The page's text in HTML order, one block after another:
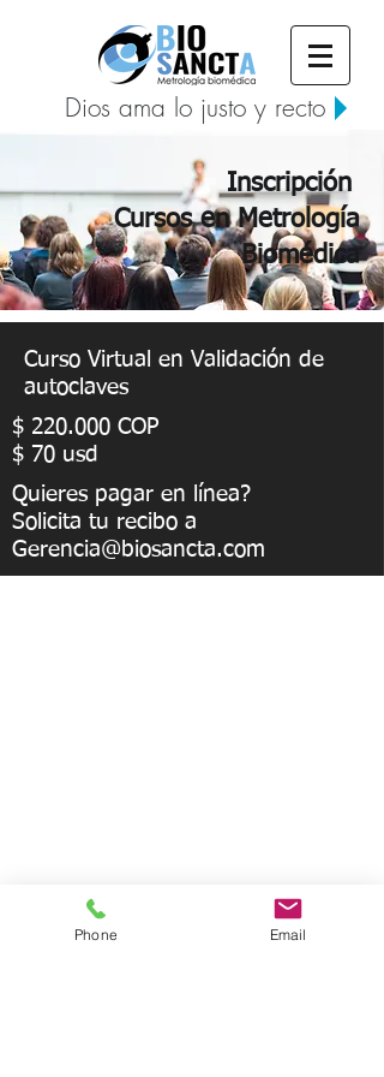
Dios ama lo justo y recto
Inscripción
Cursos en Metrología
Biomédica
Curso Virtual en Validación de
autoclaves
$ 220.000 COP
$ 70 usd
Quieres pagar en línea?
Solicita tu recibo a
Gerencia@biosancta.com
Phone Email